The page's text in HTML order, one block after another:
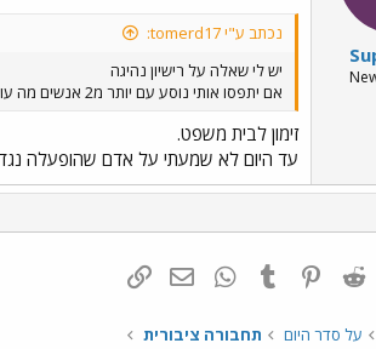
נכתב ע"י tomerd17:
יש לי שאלה על רישיון נהיגה
אם יתפסו אותי נוסע עם יותר מ2 אנשים מה עושים לי ?
זימון לבית משפט.
עד היום לא שמעתי על אדם שהופעלה
Twitter
Reddit
Pinterest
Tumblr
WhatsAppדואר אלקטרוני
על סדר היום תחבורה ציבורית